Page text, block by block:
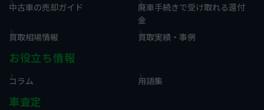
中古車の売却ガイド
廃車手続きで受け取れる還付
金
買取相場情報
買取実績・事例
お役立ち情報
コラム 用語集
車査定